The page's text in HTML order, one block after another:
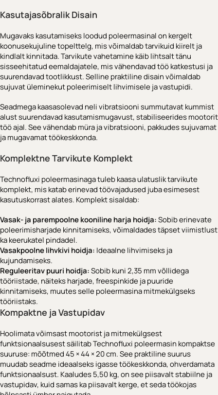
Kasutajasõbralik Disain
Mugavaks kasutamiseks loodud poleermasinal on kergelt
koonusekujuline topelttelg, mis võimaldab tarvikuid kiirelt ja
kindlalt kinnitada. Tarvikute vahetamine käib lihtsalt tänu
sisseehitatud eemaldajatele, mis vähendavad töö katkestusi ja
suurendavad tootlikkust. Selline praktiline disain võimaldab
sujuvat üleminekut poleerimiselt lihvimisele ja vastupidi.
Seadmega kaasasolevad neli vibratsiooni summutavat kummist
alust suurendavad kasutamismugavust, stabiliseerides mootorit
töö ajal. See vähendab müra ja vibratsiooni, pakkudes sujuvamat
ja mugavamat töökeskkonda.
Komplektne Tarvikute Komplekt
Technofluxi poleermasinaga tuleb kaasa ulatuslik tarvikute
komplekt, mis katab erinevad töövajadused juba esimesest
kasutuskorrast alates. Komplekt sisaldab:
Vasak- ja parempoolne kooniline harja hoidja:Sobib erinevate
poleerimisharjade kinnitamiseks, võimaldades täpset viimistlust
ka keerukatel pindadel.
Vasakpoolne lihvkivi hoidja: Ideaalne lihvimiseks ja
kujundamiseks.
Reguleeritav puuri hoidja:Sobib kuni 2,35 mm võllidega
tööriistade, näiteks harjade, freespinkide ja puuride
kinnitamiseks, muutes selle poleermasina mitmekülgseks
tööriistaks.
Kompaktne ja Vastupidav
Hoolimata võimsast mootorist ja mitmekülgsest
funktsionaalsusest säilitab Technofluxi poleermasin kompaktse
suuruse: mõõtmed 45 × 44 × 20 cm. See praktiline suurus
muudab seadme ideaalseks igasse töökeskkonda, ohverdamata
funktsionaalsust. Kaaludes 5,50 kg, on see piisavalt stabiilne ja
vastupidav, kuid samas ka piisavalt kerge, et seda töökojas